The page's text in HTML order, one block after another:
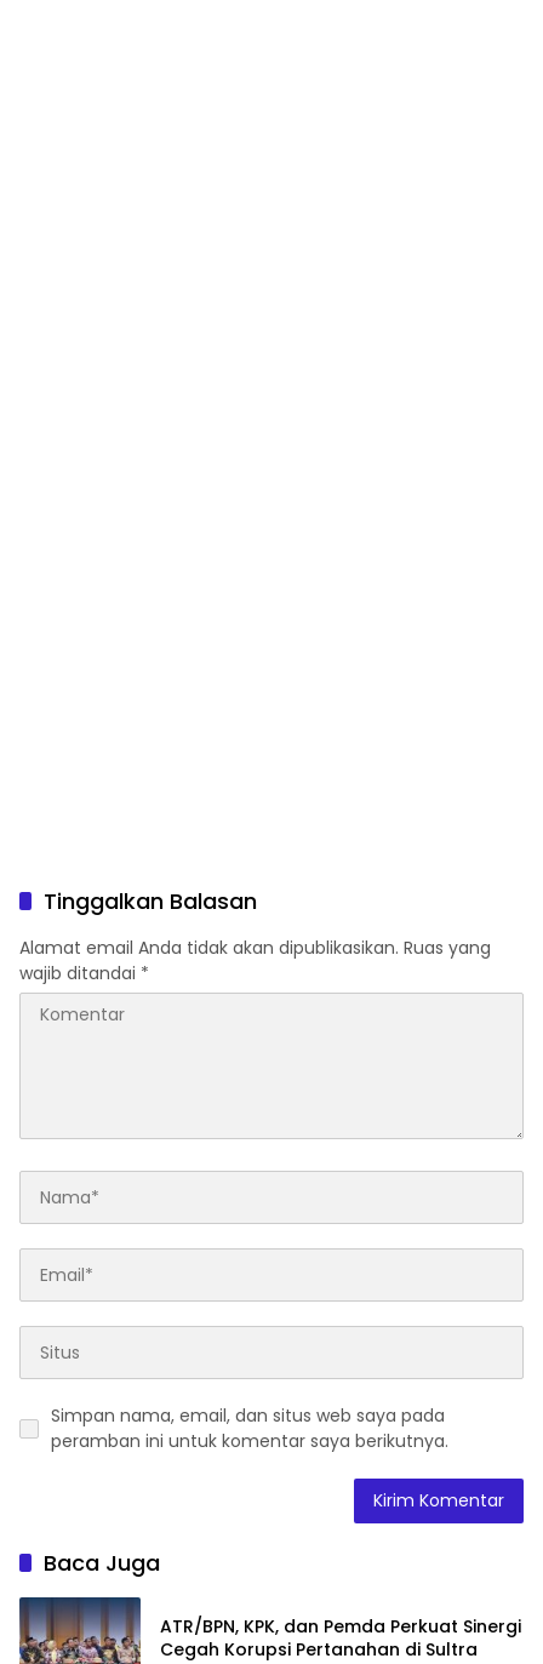
Tinggalkan Balasan
Alamat email Anda tidak akan dipublikasikan. Ruas yang
wajib ditandai *
Simpan nama, email, dan situs web saya pada
peramban ini untuk komentar saya berikutnya.
Baca Juga
ATR/BPN, KPK, dan Pemda Perkuat Sinergi
Cegah Korupsi Pertanahan di Sultra